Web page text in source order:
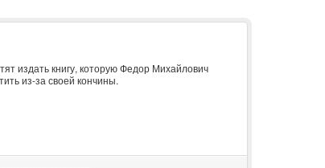
издать книгу, которую Федор Михайлович
из-за своей кончины.